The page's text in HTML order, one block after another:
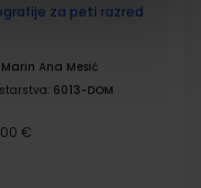
za peti razred
Ana Mesić
6013-DOM
€